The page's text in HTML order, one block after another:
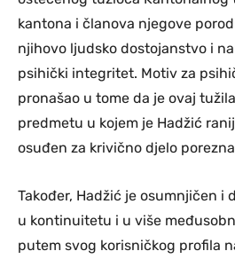
kantona i članova njegove
njihovo ljudsko dostojanstvo i
psihički integritet. Motiv za
pronašao u tome da je ovaj
predmetu u kojem je Hadžić
osuđen za krivično djelo
Također, Hadžić je osumnjičen i
u kontinuitetu i u više
putem svog korisničkog profila